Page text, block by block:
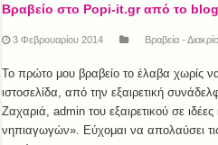
Βραβείο στο Popi-it.gr από το
3 Φεβρουαρίου 2014 Βραβεία -
Το πρώτο μου βραβείο το έλαβα χωρίς
ιστοσελίδα, από την εξαιρετική
Ζαχαριά, admin του εξαιρετικού σε
νηπιαγωγών». Εύχομαι να απολαύσει